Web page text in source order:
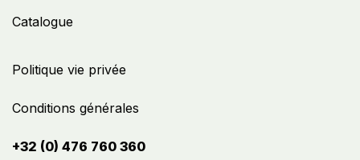
Politique vie privée
Conditions générales
+32 (0) 476 760 360
Catalogue